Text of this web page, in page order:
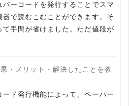
ーコードを発行することでスマ
で読むこむことができます。そ
て手間が省けました。ただ値段が
・メリット・解決したことを教
ド発行機能によって、ペーパー